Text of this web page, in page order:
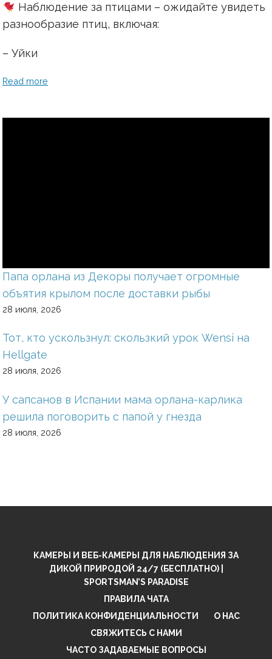
Наблюдение за птицами – ожидайте увидеть
разнообразие птиц, включая:
– Уйки
Read more
Папа орлана из Декоры получает огромные
объятия крылом после доставки рыбы
28 июля, 2026
Тот, кто ускользнул: скользкий урок Wensi на
Hellgate
28 июля, 2026
У сапсанов в Испании мама орлана-карлика
решила поговорить с папой у гнезда
28 июля, 2026
КАМЕРЫ И ВЕБ-КАМЕРЫ ДЛЯ НАБЛЮДЕНИЯ ЗА
ДИКОЙ ПРИРОДОЙ 24/7 (БЕСПЛАТНО) |
SPORTSMAN’S PARADISE
ПРАВИЛА ЧАТА
ПОЛИТИКА КОНФИДЕНЦИАЛЬНОСТИ
О НАС
СВЯЖИТЕСЬ С НАМИ
ЧАСТО ЗАДАВАЕМЫЕ ВОПРОСЫ